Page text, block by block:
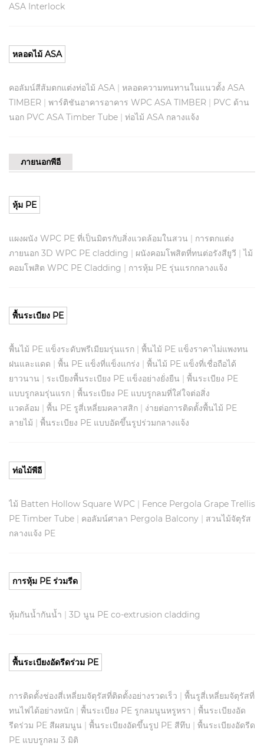
ASA Interlock
หลอดไม้ ASA
คอลัมน์สีส้มตกแต่งท่อไม้ ASA | หลอดความทนทานในแนวตั้ง ASA
TIMBER | พาร์ติชันอาคารอาคาร WPC ASA TIMBER | PVC ด้าน
นอก PVC ASA Timber Tube | ท่อไม้ ASA กลางแจ้ง
ภายนอกพีอี
หุ้ม PE
แผงผนัง WPC PE ที่เป็นมิตรกับสิ่งแวดล้อมในสวน | การตกแต่ง
ภายนอก 3D WPC PE cladding | ผนังคอมโพสิตที่ทนต่อรังสียูวี |ไม้
คอมโพสิต WPC PE Cladding | การหุ้ม PE รุ่นแรกกลางแจ้ง
พื้นระเบียง PE
พื้นไม้ PE แข็งระดับพรีเมียมรุ่นแรก | พื้นไม้ PE แข็งราคาไม่แพงทน
ฝนและแดด | พื้น PE แข็งที่แข็งแกร่ง | พื้นไม้ PE แข็งที่เชื่อถือได้
ยาวนาน | ระเบียงพื้นระเบียง PE แข็งอย่างยั่งยืน | พื้นระเบียง PE
แบบรูกลมรุ่นแรก | พื้นระเบียง PE แบบรูกลมที่ใส่ใจต่อสิ่ง
แวดล้อม | พื้น PE รูสี่เหลี่ยมคลาสสิก | ง่ายต่อการติดตั้งพื้นไม้ PE
ลายไม้ | พื้นระเบียง PE แบบอัดขึ้นรูปร่วมกลางแจ้ง
ท่อไม้พีอี
ไม้ Batten Hollow Square WPC | Fence Pergola Grape Trellis
PE Timber Tube | คอลัมน์ศาลา Pergola Balcony | สวนไม้จัตุรัส
กลางแจ้ง PE
การหุ้ม PE ร่วมรีด
หุ้มกันน้ำกันน้ำ | 3D นูน PE co-extrusion cladding
พื้นระเบียงอัดรีดร่วม PE
การติดตั้งช่องสี่เหลี่ยมจัตุรัสที่ติดตั้งอย่างรวดเร็ว | พื้นรูสี่เหลี่ยมจัตุรัสที่
ทนไฟได้อย่างหนัก | พื้นระเบียง PE รูกลมนูนหรูหรา | พื้นระเบียงอัด
รีดร่วม PE สีผสมนูน | พื้นระเบียงอัดขึ้นรูป PE สีทึบ | พื้นระเบียงอัดรีด
PE แบบรูกลม 3 มิติ